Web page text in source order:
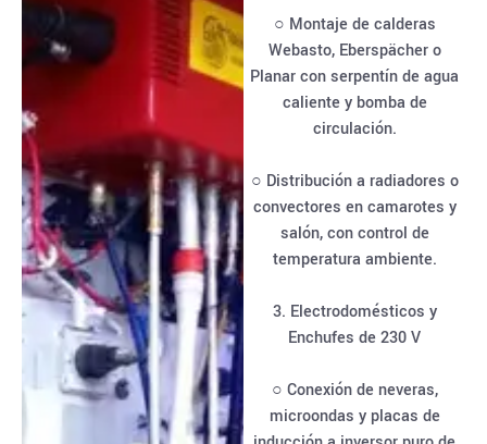
○ Montaje de calderas
Webasto, Eberspächer o
Planar con serpentín de agua
caliente y bomba de
circulación.
○ Distribución a radiadores o
convectores en camarotes y
salón, con control de
temperatura ambiente.
3. Electrodomésticos y
Enchufes de 230 V
○ Conexión de neveras,
microondas y placas de